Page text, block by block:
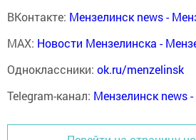
ВКонтакте: Мензелинск news -
MAX: Новости Мензелинска -
Одноклассники: ok.ru/menzelinsk
Telegram-канал: Мензелинск news